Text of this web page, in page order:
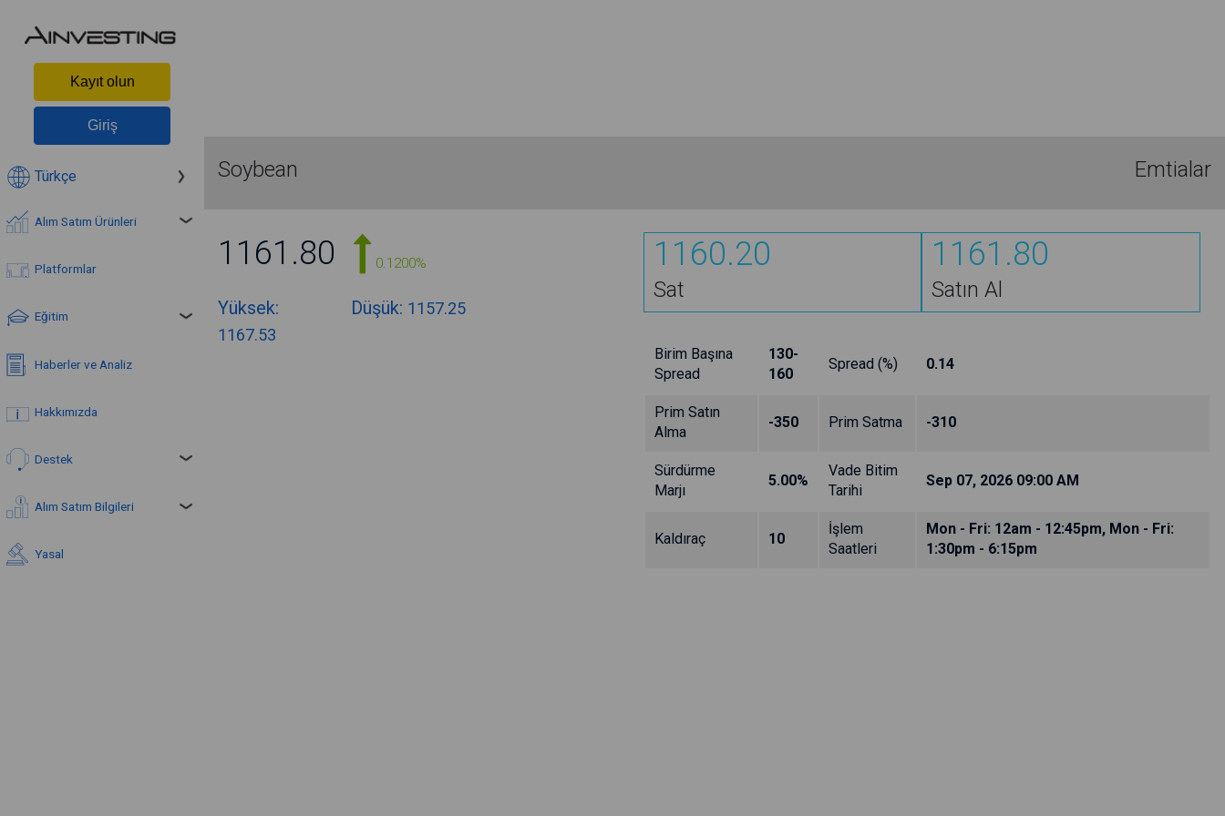
Kayıt olun
Giriş
Türkçe
Alım Satım Ürünleri
Platformlar
Eğitim
Haberler ve Analiz
Hakkımızda
Destek
Alım Satım Bilgileri
Yasal
Soybean Emtialar
1161.80 0.1200%
Yüksek:
1167.53
Düşük: 1157.25
1160.20
Sat
1161.80
Satın Al
Birim Başına
Spread
130-
160
Spread (%) 0.14
Prim Satın
Alma
-350 Prim Satma -310
Sürdürme
Marjı
5.00%
Vade Bitim
Tarihi
Sep 07, 2026 09:00 AM
Kaldıraç 10
İşlem
Saatleri
Mon - Fri: 12am - 12:45pm, Mon - Fri:
1:30pm - 6:15pm